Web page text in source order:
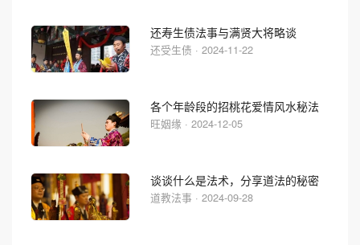
还寿生债法事与满贤大将略谈
还受生债 · 2024-11-22
各个年龄段的招桃花爱情风水秘法
旺姻缘 · 2024-12-05
谈谈什么是法术，分享道法的秘密
道教法事 · 2024-09-28